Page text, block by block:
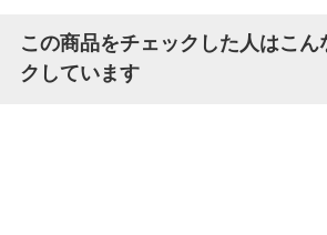
この商品をチェックした人はこん
クしています